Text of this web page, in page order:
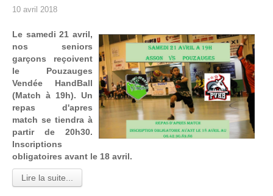
10 avril 2018
Le samedi 21 avril,
nos seniors
garçons reçoivent
le Pouzauges
Vendée HandBall
(Match à 19h). Un
repas d'apres
match se tiendra à
partir de 20h30.
Inscriptions
obligatoires avant le 18 avril.
Lire la suite...